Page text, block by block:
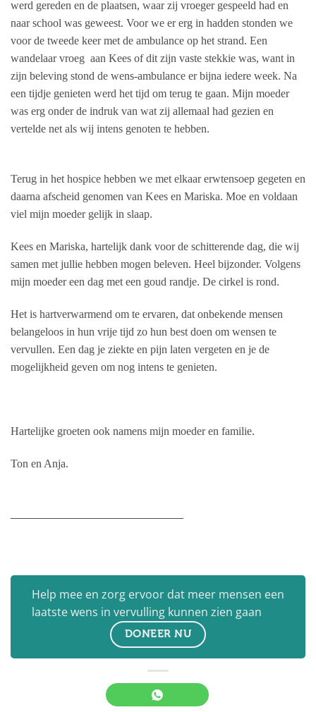
werd gereden en de plaatsen, waar zij vroeger gespeeld had en
naar school was geweest. Voor we er erg in hadden stonden we
voor de tweede keer met de ambulance op het strand. Een
wandelaar vroeg aan Kees of dit zijn vaste stekkie was, want in
zijn beleving stond de wens-ambulance er bijna iedere week. Na
een tijdje genieten werd het tijd om terug te gaan. Mijn moeder
was erg onder de indruk van wat zij allemaal had gezien en
vertelde net als wij intens genoten te hebben.
Terug in het hospice hebben we met elkaar erwtensoep gegeten en
daarna afscheid genomen van Kees en Mariska. Moe en voldaan
viel mijn moeder gelijk in slaap.
Kees en Mariska, hartelijk dank voor de schitterende dag, die wij
samen met jullie hebben mogen beleven. Heel bijzonder. Volgens
mijn moeder een dag met een goud randje. De cirkel is rond.
Het is hartverwarmend om te ervaren, dat onbekende mensen
belangeloos in hun vrije tijd zo hun best doen om wensen te
vervullen. Een dag je ziekte en pijn laten vergeten en je de
mogelijkheid geven om nog intens te genieten.
Hartelijke groeten ook namens mijn moeder en familie.
Ton en Anja.
Help mee en zorg ervoor dat meer mensen een
laatste wens in vervulling kunnen zien gaan
DONEER NU